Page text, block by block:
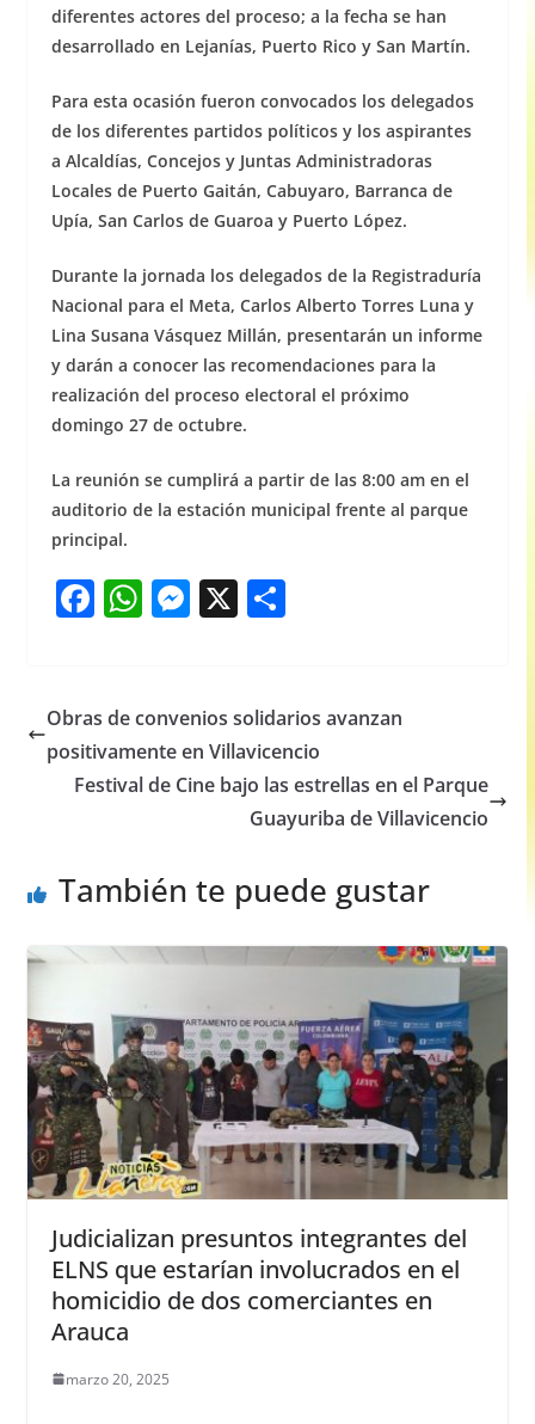
diferentes actores del proceso; a la fecha se han
desarrollado en Lejanías, Puerto Rico y San Martín.
Para esta ocasión fueron convocados los delegados
de los diferentes partidos políticos y los aspirantes
a Alcaldías, Concejos y Juntas Administradoras
Locales de Puerto Gaitán, Cabuyaro, Barranca de
Upía, San Carlos de Guaroa y Puerto López.
Durante la jornada los delegados de la Registraduría
Nacional para el Meta, Carlos Alberto Torres Luna y
Lina Susana Vásquez Millán, presentarán un informe
y darán a conocer las recomendaciones para la
realización del proceso electoral el próximo
domingo 27 de octubre.
La reunión se cumplirá a partir de las 8:00 am en el
auditorio de la estación municipal frente al parque
principal.
F
e
b
o
W
s
A
p
M
e
n
g
X S
e
Obras de convenios solidarios avanzan
positivamente en Villavicencio
Festival de Cine bajo las estrellas en el Parque
Guayuriba de Villavicencio
También te puede gustar
Judicializan presuntos integrantes del
ELNS que estarían involucrados en el
homicidio de dos comerciantes en
Arauca
marzo 20, 2025